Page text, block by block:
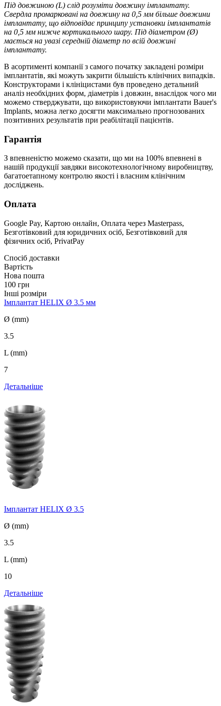
Під довжиною (L) слід розуміти довжину імплантату.
Свердла промарковані на довжину на 0,5 мм більше довжини
імплантату, що відповідає принципу установки імплантатів
на 0,5 мм нижче кортикального шару. Під діаметром (Ø)
мається на увазі середній діаметр по всій довжині
імплантату.
В асортименті компанії з самого початку закладені розміри
імплантатів, які можуть закрити більшість клінічних випадків.
Конструкторами і клініцистами був проведено детальний
аналіз необхідних форм, діаметрів і довжин, внаслідок чого ми
можемо стверджувати, що використовуючи імплантати Bauer's
Implants, можна легко досягти максимально прогнозованих
позитивних результатів при реабілітації пацієнтів.
Гарантія
З впевненістю можемо сказати, що ми на 100% впевнені в
нашій продукції завдяки високотехнологічному виробництву,
багатоетапному контролю якості і власним клінічним
досліджень.
Оплата
Google Pay, Картою онлайн, Оплата через Masterpass,
Безготівковий для юридичних осіб, Безготівковий для
фізичних осіб, PrivatPay
Спосіб доставки
Вартість
Нова пошта
100 грн
Інші розміри
Імплантат HELIX Ø 3.5 мм
Ø (mm)
3.5
L (mm)
7
Детальніше
Імплантат HELIX Ø 3.5
Ø (mm)
3.5
L (mm)
10
Детальніше